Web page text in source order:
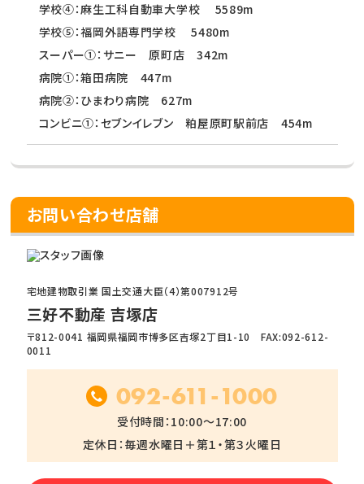
学校④：麻生工科自動車大学校 5589m
学校⑤：福岡外語専門学校 5480m
スーパー①：サニー 原町店 342m
病院①：箱田病院 447m
病院②：ひまわり病院 627m
コンビニ①：セブンイレブン 粕屋原町駅前店 454m
お問い合わせ店舗
宅地建物取引業 国土交通大臣（4）第007912号
三好不動産 吉塚店
〒812-0041 福岡県福岡市博多区吉塚2丁目1-10 FAX:092-612-
0011
092-611-1000
受付時間：10:00～17:00
定休日：毎週水曜日＋第１・第３火曜日